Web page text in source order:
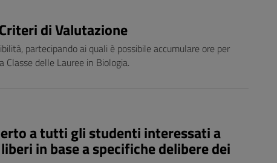
di Valutazione
partecipando ai quali è possibile accumulare ore per
delle Lauree in Biologia.
a tutti gli studenti interessati a
in base a specifiche delibere dei